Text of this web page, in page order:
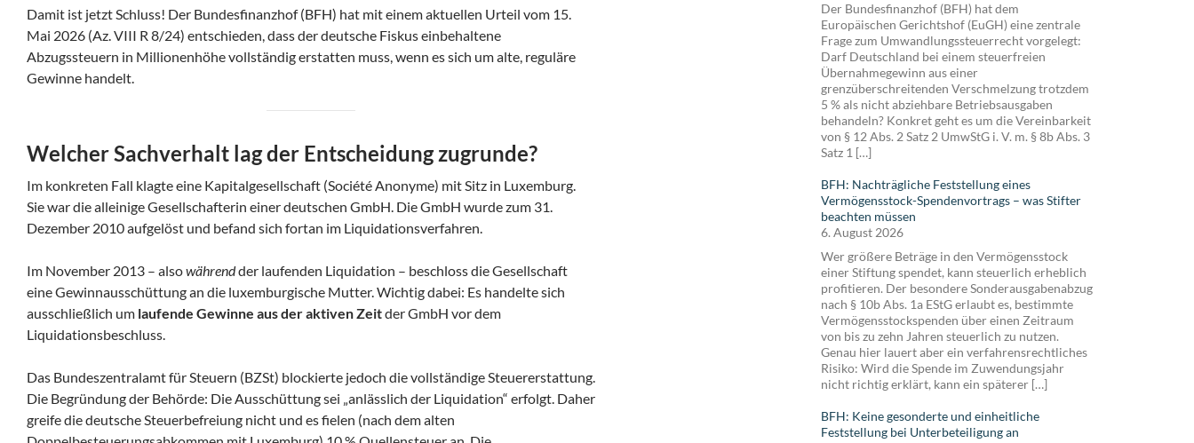
Damit ist jetzt Schluss! Der Bundesfinanzhof (BFH) hat mit einem aktuellen Urteil vom 15.
Mai 2026 (Az. VIII R 8/24) entschieden, dass der deutsche Fiskus einbehaltene
Abzugssteuern in Millionenhöhe vollständig erstatten muss, wenn es sich um alte, reguläre
Gewinne handelt.
Welcher Sachverhalt lag der Entscheidung zugrunde?
Im konkreten Fall klagte eine Kapitalgesellschaft (Société Anonyme) mit Sitz in Luxemburg.
Sie war die alleinige Gesellschafterin einer deutschen GmbH. Die GmbH wurde zum 31.
Dezember 2010 aufgelöst und befand sich fortan im Liquidationsverfahren.
Im November 2013 – alsowährendder laufenden Liquidation – beschloss die Gesellschaft
eine Gewinnausschüttung an die luxemburgische Mutter. Wichtig dabei: Es handelte sich
ausschließlich um laufende Gewinne aus der aktiven Zeitder GmbH vor dem
Liquidationsbeschluss.
Das Bundeszentralamt für Steuern (BZSt) blockierte jedoch die vollständige Steuererstattung.
Die Begründung der Behörde: Die Ausschüttung sei „anlässlich der Liquidation“ erfolgt. Daher
greife die deutsche Steuerbefreiung nicht und es fielen (nach dem alten
Der Bundesfinanzhof (BFH) hat dem
Europäischen Gerichtshof (EuGH) eine zentrale
Frage zum Umwandlungssteuerrecht vorgelegt:
Darf Deutschland bei einem steuerfreien
Übernahmegewinn aus einer
grenzüberschreitenden Verschmelzung trotzdem
5 % als nicht abziehbare Betriebsausgaben
behandeln? Konkret geht es um die Vereinbarkeit
von § 12 Abs. 2 Satz 2 UmwStG i. V. m. § 8b Abs. 3
Satz 1 […]
BFH: Nachträgliche Feststellung eines
Vermögensstock-Spendenvortrags – was Stifter
beachten müssen
6. August 2026
Wer größere Beträge in den Vermögensstock
einer Stiftung spendet, kann steuerlich erheblich
profitieren. Der besondere Sonderausgabenabzug
nach § 10b Abs. 1a EStG erlaubt es, bestimmte
Vermögensstockspenden über einen Zeitraum
von bis zu zehn Jahren steuerlich zu nutzen.
Genau hier lauert aber ein verfahrensrechtliches
Risiko: Wird die Spende im Zuwendungsjahr
nicht richtig erklärt, kann ein späterer […]
BFH: Keine gesonderte und einheitliche
Feststellung bei Unterbeteiligung an